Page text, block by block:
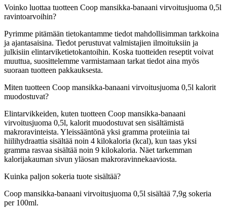
Voinko luottaa tuotteen Coop mansikka-banaani virvoitusjuoma 0,5l
ravintoarvoihin?
Pyrimme pitämään tietokantamme tiedot mahdollisimman tarkkoina
ja ajantasaisina. Tiedot perustuvat valmistajien ilmoituksiin ja
julkisiin elintarviketietokantoihin. Koska tuotteiden reseptit voivat
muuttua, suosittelemme varmistamaan tarkat tiedot aina myös
suoraan tuotteen pakkauksesta.
Miten tuotteen Coop mansikka-banaani virvoitusjuoma 0,5l kalorit
muodostuvat?
Elintarvikkeiden, kuten tuotteen Coop mansikka-banaani
virvoitusjuoma 0,5l, kalorit muodostuvat sen sisältämistä
makroravinteista. Yleissääntönä yksi gramma proteiinia tai
hiilihydraattia sisältää noin 4 kilokaloria (kcal), kun taas yksi
gramma rasvaa sisältää noin 9 kilokaloria. Näet tarkemman
kalorijakauman sivun yläosan makroravinnekaaviosta.
Kuinka paljon sokeria tuote sisältää?
Coop mansikka-banaani virvoitusjuoma 0,5l sisältää 7,9g sokeria
per 100ml.